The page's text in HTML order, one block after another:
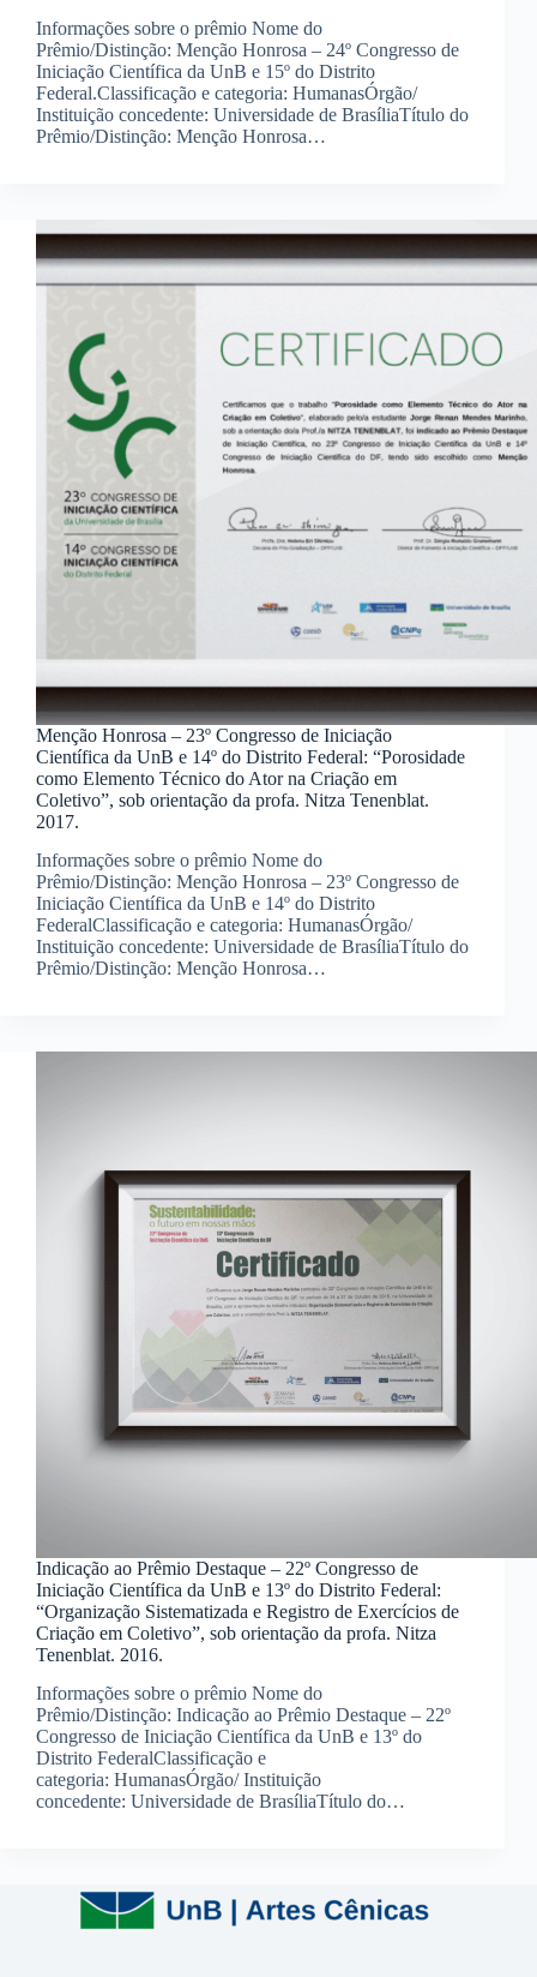
Informações sobre o prêmio Nome do
Prêmio/Distinção: Menção Honrosa – 24º Congresso de
Iniciação Científica da UnB e 15º do Distrito
Federal.Classificação e categoria: HumanasÓrgão/
Instituição concedente: Universidade de BrasíliaTítulo do
Prêmio/Distinção: Menção Honrosa…
Menção Honrosa – 23º Congresso de Iniciação
Científica da UnB e 14º do Distrito Federal: “Porosidade
como Elemento Técnico do Ator na Criação em
Coletivo”, sob orientação da profa. Nitza Tenenblat.
2017.
Informações sobre o prêmio Nome do
Prêmio/Distinção: Menção Honrosa – 23º Congresso de
Iniciação Científica da UnB e 14º do Distrito
FederalClassificação e categoria: HumanasÓrgão/
Instituição concedente: Universidade de BrasíliaTítulo do
Prêmio/Distinção: Menção Honrosa…
Indicação ao Prêmio Destaque – 22º Congresso de
Iniciação Científica da UnB e 13º do Distrito Federal:
“Organização Sistematizada e Registro de Exercícios de
Criação em Coletivo”, sob orientação da profa. Nitza
Tenenblat. 2016.
Informações sobre o prêmio Nome do
Prêmio/Distinção: Indicação ao Prêmio Destaque – 22º
Congresso de Iniciação Científica da UnB e 13º do
Distrito FederalClassificação e
categoria: HumanasÓrgão/ Instituição
concedente: Universidade de BrasíliaTítulo do…